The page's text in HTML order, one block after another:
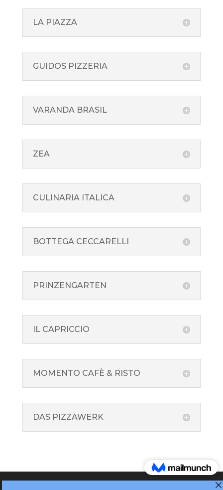
LA PIAZZA
GUIDOS PIZZERIA
VARANDA BRASIL
ZEA
CULINARIA ITALICA
BOTTEGA CECCARELLI
PRINZENGARTEN
IL CAPRICCIO
MOMENTO CAFÈ & RISTO
DAS PIZZAWERK